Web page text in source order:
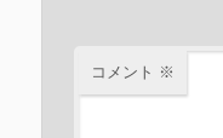
コメント ※